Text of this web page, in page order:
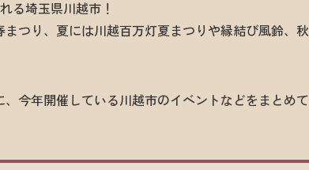
る埼玉県川越市！
つり、夏には川越百万灯夏まつりや縁結び風鈴、秋
今年開催している川越市のイベントなどをまとめて